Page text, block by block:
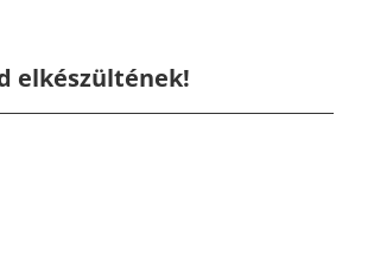
elkészültének!